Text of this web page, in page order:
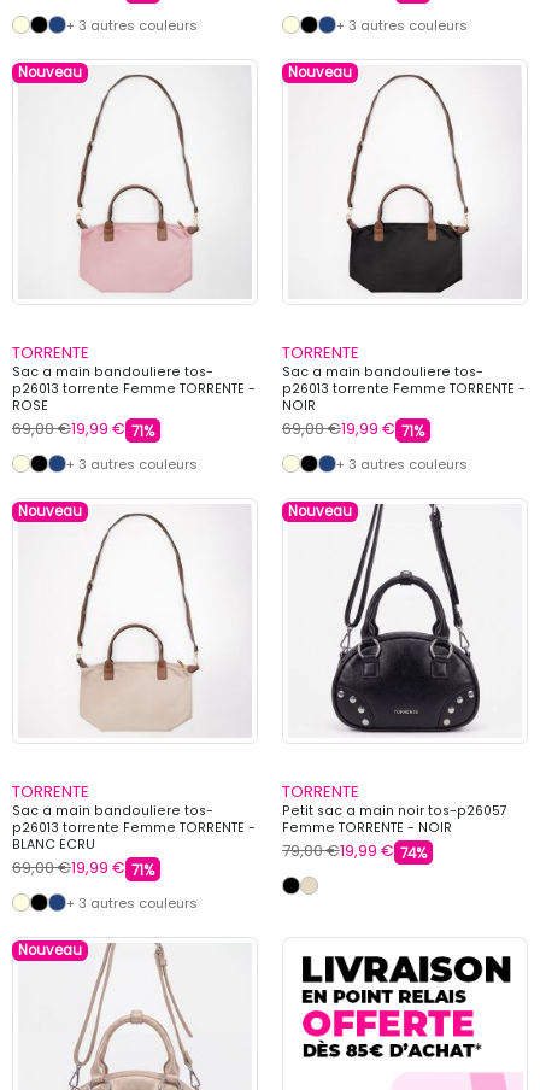
+ 3 autres couleurs
+ 3 autres couleurs
Nouveau
TORRENTE
Sac a main bandouliere tos-
p26013 torrente Femme TORRENTE -
ROSE
69,00 €19,99 € 71%
+ 3 autres couleurs
Nouveau
TORRENTE
Sac a main bandouliere tos-
p26013 torrente Femme TORRENTE -
NOIR
69,00 €19,99 € 71%
+ 3 autres couleurs
Nouveau
TORRENTE
Sac a main bandouliere tos-
p26013 torrente Femme TORRENTE -
BLANC ECRU
69,00 €19,99 € 71%
+ 3 autres couleurs
Nouveau
TORRENTE
Petit sac a main noir tos-p26057
Femme TORRENTE - NOIR
79,00 €19,99 € 74%
Nouveau